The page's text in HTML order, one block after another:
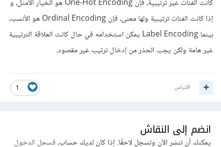
كانت الفئات غير ترتيبية، فإن One-Hot Encoding هو الخيار الأمثل، و
إذا كانت الفئات ترتيبية ولها معنى، فإن Ordinal Encoding هو الأنسب،
بينما Label Encoding يمكن استخدامه في حال كانت العلاقة الترتيبية
غير هامة ولكن يجب الحذر من إدخال ترتيب غير مقصود.
1 اقتباس
انضم إلى النقاش
يمكنك أن تنشر الآن وتسجل لاحقًا. إذا كان لديك حساب،فسجل الدخول